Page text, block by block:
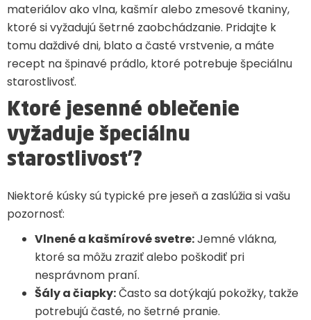
materiálov ako vlna, kašmír alebo zmesové tkaniny,
ktoré si vyžadujú šetrné zaobchádzanie. Pridajte k
tomu daždivé dni, blato a časté vrstvenie, a máte
recept na špinavé prádlo, ktoré potrebuje špeciálnu
starostlivosť.
Ktoré jesenné oblečenie
vyžaduje špeciálnu
starostlivosť?
Niektoré kúsky sú typické pre jeseň a zaslúžia si vašu
pozornosť:
Vlnené a kašmírové svetre:Jemné vlákna,
ktoré sa môžu zraziť alebo poškodiť pri
nesprávnom praní.
Šály a čiapky:Často sa dotýkajú pokožky, takže
potrebujú časté, no šetrné pranie.